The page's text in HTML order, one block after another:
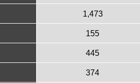
1,473
155
445
374